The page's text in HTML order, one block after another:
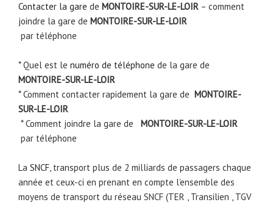
Contacter la gare de MONTOIRE-SUR-LE-LOIR – comment
joindre la gare de MONTOIRE-SUR-LE-LOIR
par téléphone
* Quel est le numéro de téléphone de la gare de
MONTOIRE-SUR-LE-LOIR
* Comment contacter rapidement la gare de MONTOIRE-
SUR-LE-LOIR
* Comment joindre la gare de
MONTOIRE-SUR-LE-LOIR
par téléphone
La SNCF, transport plus de 2 milliards de passagers chaque
année et ceux-ci en prenant en compte l’ensemble des
moyens de transport du réseau SNCF (TER , Transilien , TGV